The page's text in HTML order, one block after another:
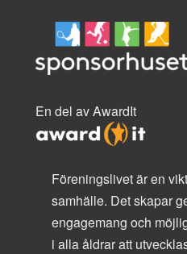
En del av AwardIt
Föreningslivet är en
samhälle. Det skapar
engagemang och
i alla åldrar att